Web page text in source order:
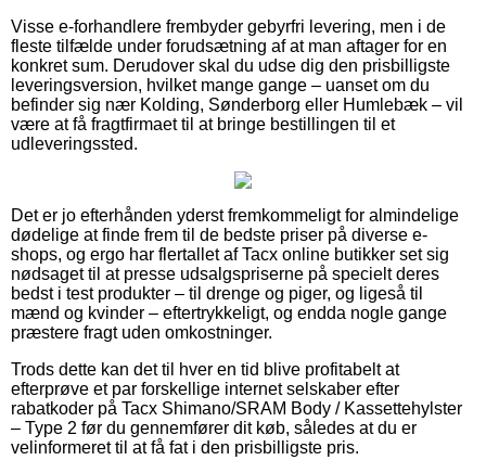
Visse e-forhandlere frembyder gebyrfri levering, men i de
fleste tilfælde under forudsætning af at man aftager for en
konkret sum. Derudover skal du udse dig den prisbilligste
leveringsversion, hvilket mange gange – uanset om du
befinder sig nær Kolding, Sønderborg eller Humlebæk – vil
være at få fragtfirmaet til at bringe bestillingen til et
udleveringssted.
Det er jo efterhånden yderst fremkommeligt for almindelige
dødelige at finde frem til de bedste priser på diverse e-
shops, og ergo har flertallet af Tacx online butikker set sig
nødsaget til at presse udsalgspriserne på specielt deres
bedst i test produkter – til drenge og piger, og ligeså til
mænd og kvinder – eftertrykkeligt, og endda nogle gange
præstere fragt uden omkostninger.
Trods dette kan det til hver en tid blive profitabelt at
efterprøve et par forskellige internet selskaber efter
rabatkoder på Tacx Shimano/SRAM Body / Kassettehylster
– Type 2 før du gennemfører dit køb, således at du er
velinformeret til at få fat i den prisbilligste pris.